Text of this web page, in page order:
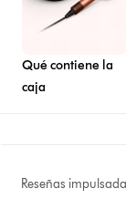
Qué contiene la
caja
Reseñas